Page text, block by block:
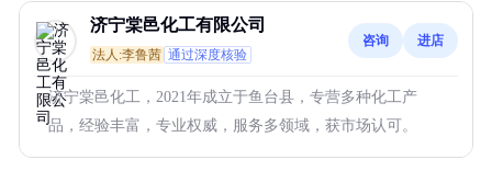
济宁棠邑化工有限公司
法人:李鲁茜 通过深度核验
咨询 进店
济宁棠邑化工，2021年成立于鱼台县，专营多种化工产
品，经验丰富，专业权威，服务多领域，获市场认可。